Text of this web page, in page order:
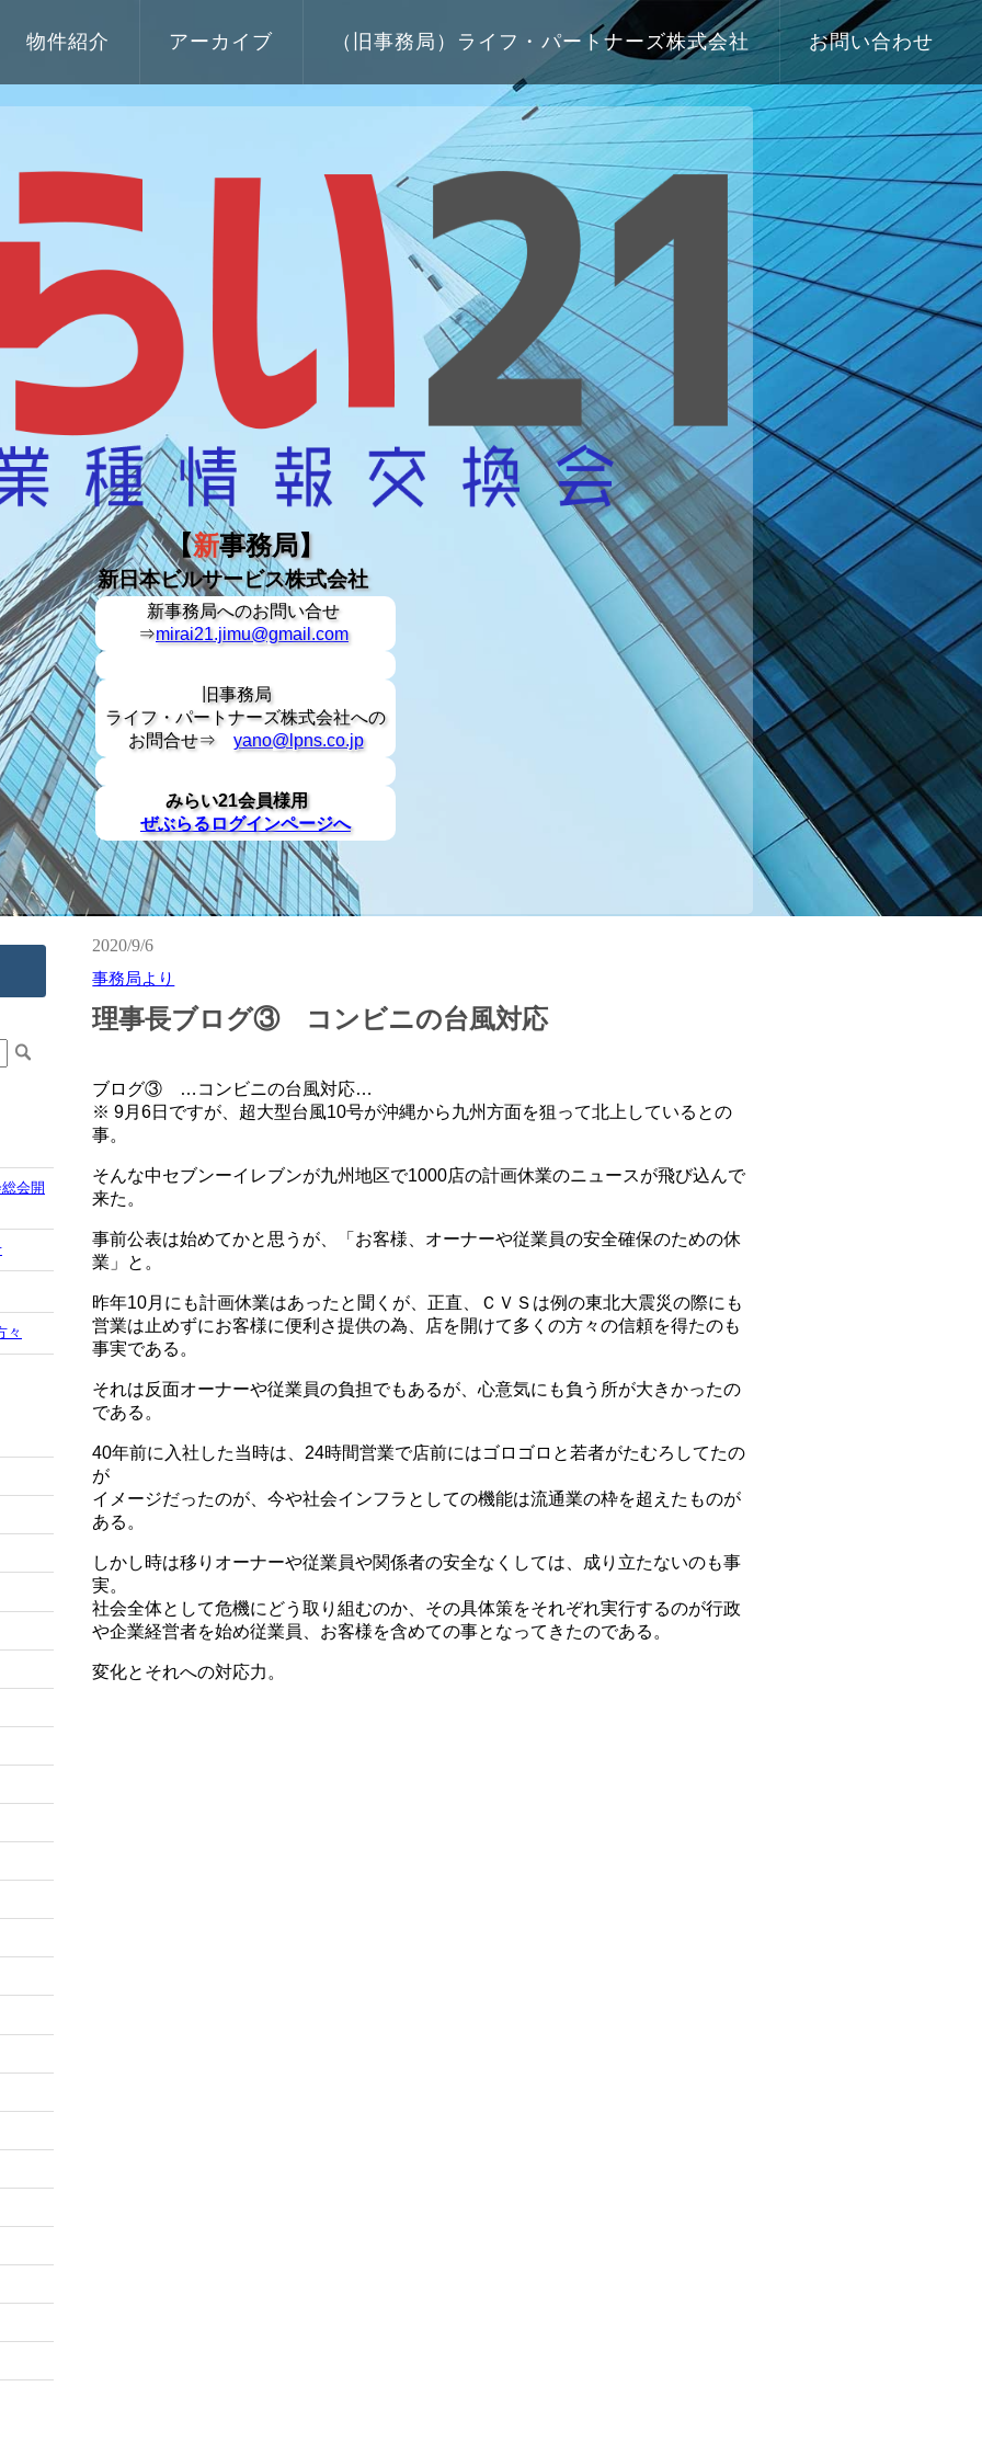
物件紹介 アーカイブ （旧事務局）ライフ・パートナーズ株式会社 お問い合わせ
【新事務局】
新日本ビルサービス株式会社
新事務局へのお問い合せ
⇒mirai21.jimu@gmail.com
旧事務局
ライフ・パートナーズ株式会社への
お問合せ⇒ yano@lpns.co.jp
みらい21会員様用
ぜぶらるログインページへ
会開
々
2020/9/6
事務局より
理事長ブログ③ コンビニの台風対応
ブログ③ …コンビニの台風対応…
※ 9月6日ですが、超大型台風10号が沖縄から九州方面を狙って北上しているとの
事。
そんな中セブンーイレブンが九州地区で1000店の計画休業のニュースが飛び込んで
来た。
事前公表は始めてかと思うが、「お客様、オーナーや従業員の安全確保のための休
業」と。
昨年10月にも計画休業はあったと聞くが、正直、ＣＶＳは例の東北大震災の際にも
営業は止めずにお客様に便利さ提供の為、店を開けて多くの方々の信頼を得たのも
事実である。
それは反面オーナーや従業員の負担でもあるが、心意気にも負う所が大きかったの
である。
40年前に入社した当時は、24時間営業で店前にはゴロゴロと若者がたむろしてたの
が
イメージだったのが、今や社会インフラとしての機能は流通業の枠を超えたものが
ある。
しかし時は移りオーナーや従業員や関係者の安全なくしては、成り立たないのも事
実。
社会全体として危機にどう取り組むのか、その具体策をそれぞれ実行するのが行政
や企業経営者を始め従業員、お客様を含めての事となってきたのである。
変化とそれへの対応力。